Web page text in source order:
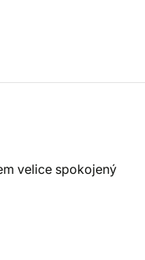
velice spokojený